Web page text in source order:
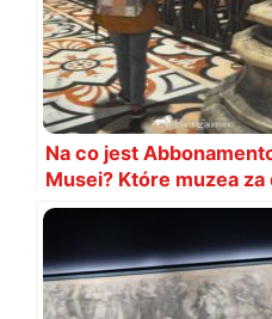
Na co jest
Musei? Które muzea za